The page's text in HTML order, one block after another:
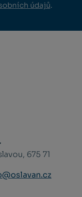
údajů.
675 71